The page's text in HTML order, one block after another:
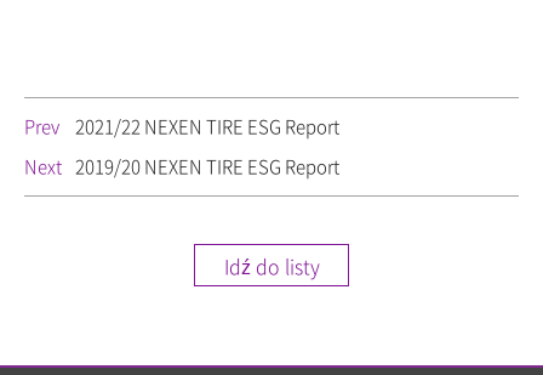
Prev 2021/22 NEXEN TIRE ESG Report
Next 2019/20 NEXEN TIRE ESG Report
Idź do listy